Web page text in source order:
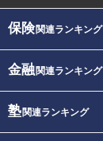
保険関連ランキング
金融関連ランキング
塾関連ランキング